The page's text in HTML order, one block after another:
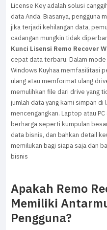
License Key adalah solusi
data Anda. Biasanya, pengguna
jika terjadi kehilangan data,
cadangan mungkin tidak
Kunci Lisensi Remo Recover
cepat data terbaru. Dalam
Windows Kuyhaa memfasilitasi
ulang atau memformat ulang
memulihkan file dari drive yang
jumlah data yang kami simpan di
mencengangkan. Laptop atau
berharga seperti kumpulan
data bisnis, dan bahkan detail
memilukan bagi siapa saja dan
bisnis
Apakah Remo
Memiliki
Pengguna?